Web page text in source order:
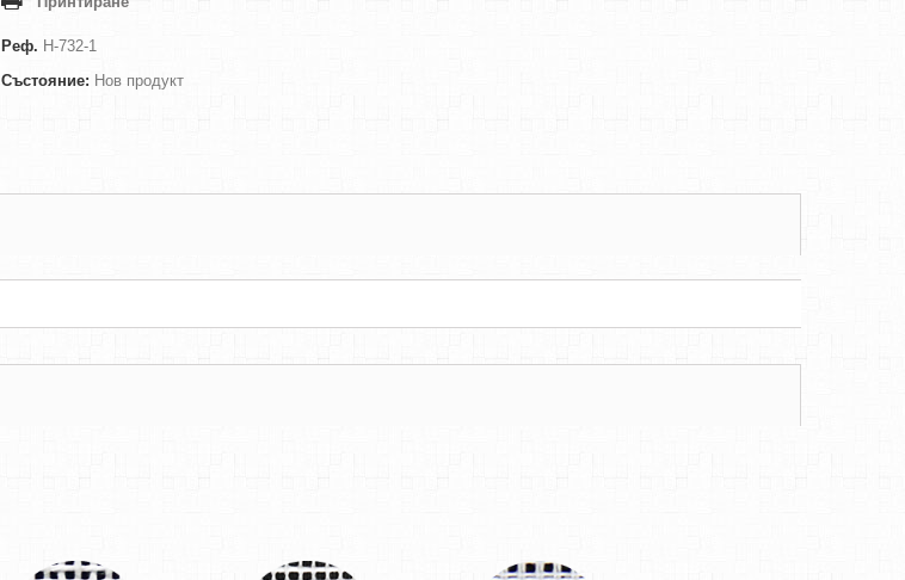
Реф. H-732-1
Състояние: Нов продукт